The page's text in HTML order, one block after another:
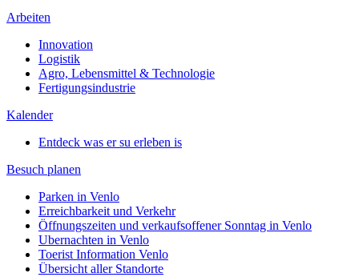
Arbeiten
Innovation
Logistik
Agro, Lebensmittel & Technologie
Fertigungsindustrie
Kalender
Entdeck was er su erleben is
Besuch planen
Parken in Venlo
Erreichbarkeit und Verkehr
Öffnungszeiten und verkaufsoffener Sonntag in Venlo
Ubernachten in Venlo
Toerist Information Venlo
Übersicht aller Standorte